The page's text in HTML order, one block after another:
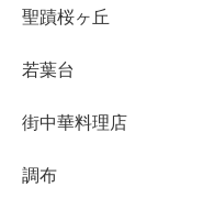
聖蹟桜ヶ丘
若葉台
街中華料理店
調布